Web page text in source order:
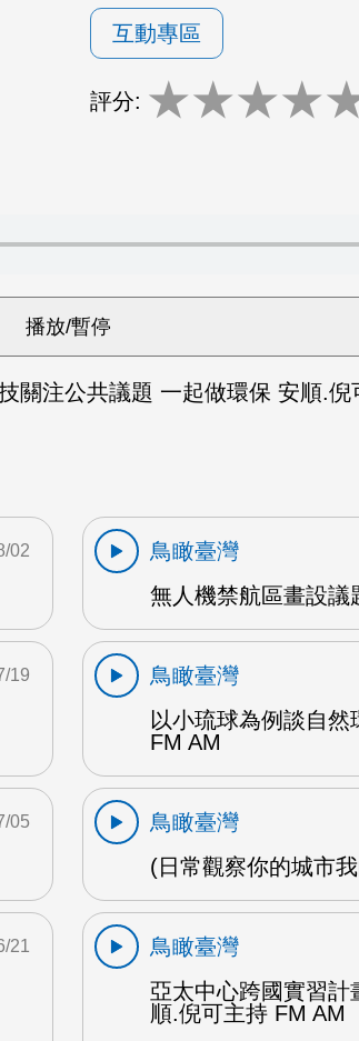
互動專區
評分: ★★★★
關注公共議題 一起做環保 安順.倪
02
鳥瞰臺灣
無人機禁航區畫設議
19
鳥瞰臺灣
以小琉球為例談自
FM AM
05
鳥瞰臺灣
(日常觀察你的城市
21
鳥瞰臺灣
亞太中心跨國實習計
順.倪可主持 FM AM